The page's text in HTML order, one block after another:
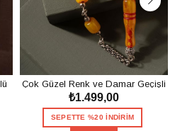
Çok Güzel Renk ve Damar Geçişli
Toz Kehribar Tesbih
₺1.499,00
SEPETTE %20 İNDİRİM